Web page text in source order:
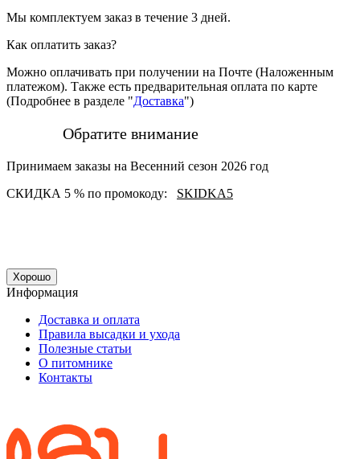
Мы комплектуем заказ в течение 3 дней.
Как оплатить заказ?
Можно оплачивать при получении на Почте (Наложенным
платежом). Также есть предварительная оплата по карте
(Подробнее в разделе "Доставка")
Обратите внимание
Принимаем заказы на Весенний сезон 2026 год
СКИДКА 5 % по промокоду: SKIDKA5
Хорошо
Информация
Доставка и оплата
Правила высадки и ухода
Полезные статьи
О питомнике
Контакты